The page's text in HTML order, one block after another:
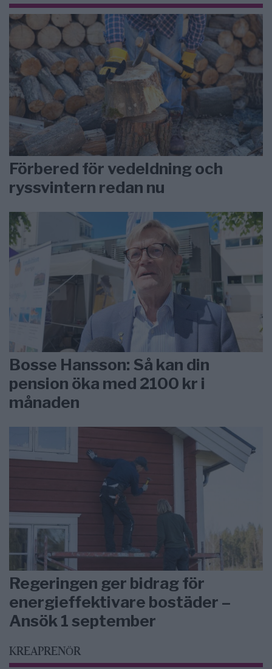
Förbered för vedeldning och
ryssvintern redan nu
Bosse Hansson: Så kan din
pension öka med 2100 kr i
månaden
Regeringen ger bidrag för
energieffektivare bostäder –
Ansök 1 september
KREAPRENÖR